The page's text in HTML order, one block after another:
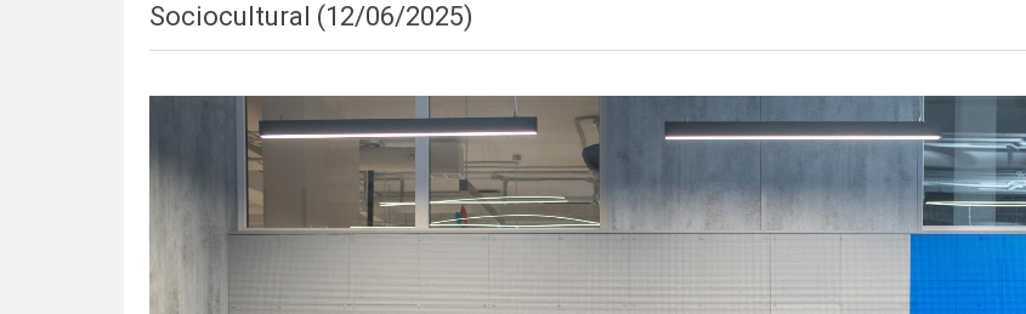
Sociocultural (12/06/2025)